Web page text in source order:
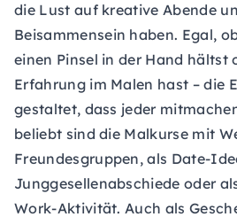
die Lust auf kreative Abende
Beisammensein haben. Egal,
einen Pinsel in der Hand hältst
Erfahrung im Malen hast – die
gestaltet, dass jeder
beliebt sind die Malkurse mit
Freundesgruppen, als Date-
Junggesellenabschiede oder
Work-Aktivität. Auch als